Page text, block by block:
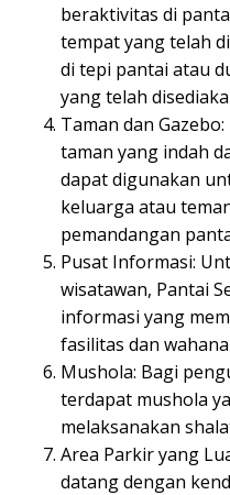
beraktivitas di
tempat yang telah
di tepi pantai atau
yang telah
Taman dan
taman yang indah
dapat digunakan
keluarga atau
pemandangan
Pusat Informasi:
wisatawan, Pantai
informasi yang
fasilitas dan
Mushola: Bagi
terdapat mushola
melaksanakan
Area Parkir yang
datang dengan